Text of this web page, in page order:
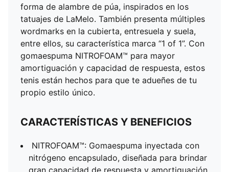
forma de alambre de púa, inspirados en los
tatuajes de LaMelo. También presenta múltiples
wordmarks en la cubierta, entresuela y suela,
entre ellos, su característica marca “1 of 1”. Con
gomaespuma NITROFOAM™ para mayor
amortiguación y capacidad de respuesta, estos
tenis están hechos para que te adueñes de tu
propio estilo único.
CARACTERÍSTICAS Y BENEFICIOS
NITROFOAM™: Gomaespuma inyectada con
nitrógeno encapsulado, diseñada para brindar
gran capacidad de respuesta y amortiguación